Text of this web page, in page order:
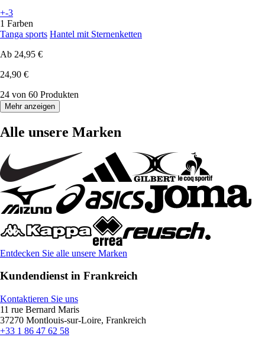
+-3
1 Farben
Tanga sports Hantel mit Sternenketten
Ab 24,95 €
24,90 €
24 von 60 Produkten
Mehr anzeigen
Alle unsere Marken
Entdecken Sie alle unsere Marken
Kundendienst in Frankreich
Kontaktieren Sie uns
11 rue Bernard Maris
37270 Montlouis-sur-Loire, Frankreich
+33 1 86 47 62 58